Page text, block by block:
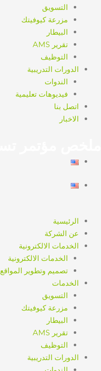
التسويق
مزرعة كيوفيتك
البيطار
تقرير AMS
التوظيف
الدورات التدريبية
الندوات
فيديوهات تعليمية
اتصل بنا
الاخبار
الرئيسية
عن الشركة
الخدمات الالكترونية
الخدمات الالكترونية
تصميم وتطوير المواقع
الخدمات
التسويق
مزرعة كيوفيتك
البيطار
تقرير AMS
التوظيف
الدورات التدريبية